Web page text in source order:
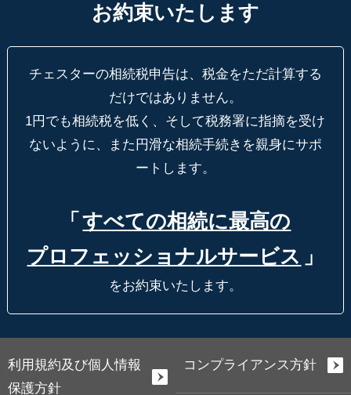
お約束いたします
チェスターの相続税申告は、税金をただ計算する
だけではありません。
1円でも相続税を低く、そして税務署に指摘を受け
ないように、
また円滑な相続手続きを親身にサポ
ートします。
「 すべての相続に最高の
プロフェッショナルサービス 」
をお約束いたします。
利用規約及び個人情報
保護方針
コンプライアンス方針